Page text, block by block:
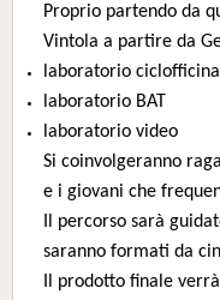
Proprio partendo da
Vintola a partire da
laboratorio ciclofficina
laboratorio BAT
laboratorio video
Si coinvolgeranno
e i giovani che
Il percorso sarà
saranno formati da
Il prodotto finale